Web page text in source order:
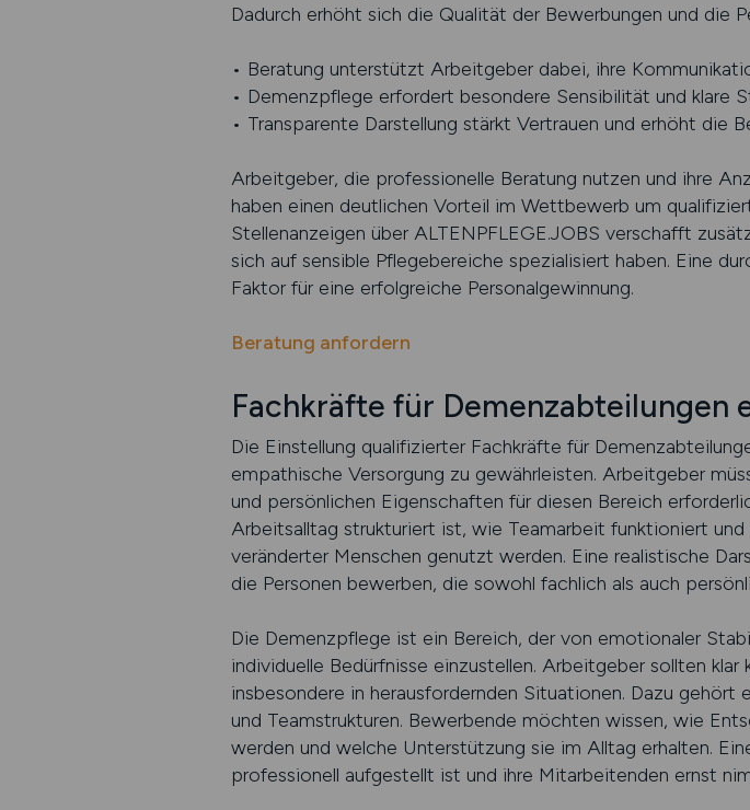
Dadurch erhöht sich die Qualität der Bewerbungen und die
• Beratung unterstützt Arbeitgeber dabei, ihre
• Demenzpflege erfordert besondere Sensibilität und klare
• Transparente Darstellung stärkt Vertrauen und erhöht die
Arbeitgeber, die professionelle Beratung nutzen und ihre
haben einen deutlichen Vorteil im Wettbewerb um
Stellenanzeigen über ALTENPFLEGE.JOBS verschafft
sich auf sensible Pflegebereiche spezialisiert haben. Eine
Faktor für eine erfolgreiche Personalgewinnung.
Beratung anfordern
Fachkräfte für Demenzabteilungen
Die Einstellung qualifizierter Fachkräfte für
empathische Versorgung zu gewährleisten. Arbeitgeber
und persönlichen Eigenschaften für diesen Bereich
Arbeitsalltag strukturiert ist, wie Teamarbeit funktioniert
veränderter Menschen genutzt werden. Eine realistische
die Personen bewerben, die sowohl fachlich als auch
Die Demenzpflege ist ein Bereich, der von emotionaler
individuelle Bedürfnisse einzustellen. Arbeitgeber sollten
insbesondere in herausfordernden Situationen. Dazu
und Teamstrukturen. Bewerbende möchten wissen, wie
werden und welche Unterstützung sie im Alltag erhalten.
professionell aufgestellt ist und ihre Mitarbeitenden ernst